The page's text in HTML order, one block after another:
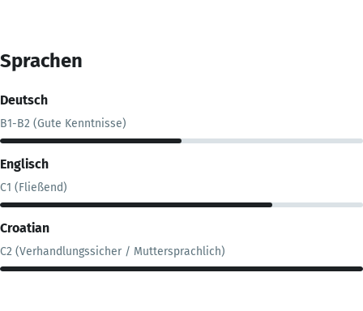
Sprachen
Deutsch
B1-B2 (Gute Kenntnisse)
Englisch
C1 (Fließend)
Croatian
C2 (Verhandlungssicher / Muttersprachlich)